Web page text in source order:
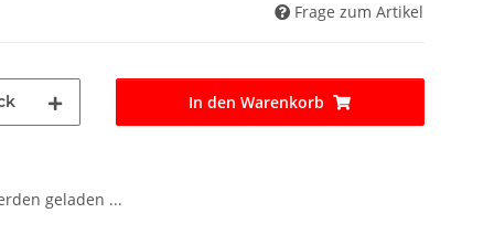
Frage zum Artikel
In den Warenkorb
geladen ...